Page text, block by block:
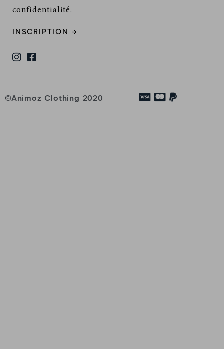
LORIS
LORIS
confidentialité.
INSCRIPTION →
©Animoz Clothing 2020